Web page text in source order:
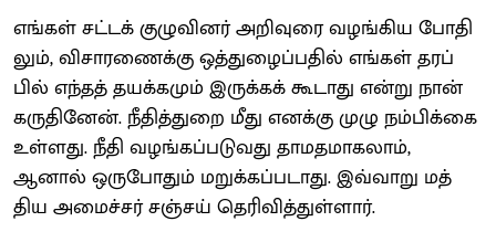
எங்​கள் சட்​டக் குழு​வினர் அறி​வுரை வழங்​கிய போதி​
லும், விசா​ரணைக்கு ஒத்​துழைப்​ப​தில் எங்​கள் தரப்​
பில் எந்​தத் தயக்​க​மும் இருக்​கக் கூடாது என்று நான்
கருதினேன். நீதித்​துறை மீது எனக்கு முழு நம்​பிக்கை
உள்​ளது. நீதி வழங்​கப்​படு​வது தாமத​மாகலாம்,
ஆனால் ஒரு​போதும் மறுக்கப்படாது. இவ்​வாறு மத்​
திய அமைச்​சர் சஞ்​சய் தெரிவித்துள்ளார்.